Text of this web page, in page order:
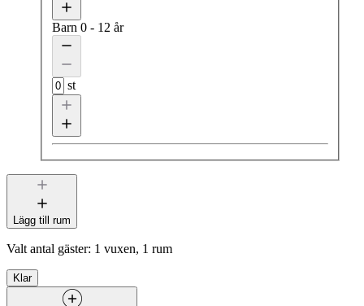
Barn 0 - 12 år
st
Lägg till rum
Valt antal gäster: 1 vuxen, 1 rum
Klar